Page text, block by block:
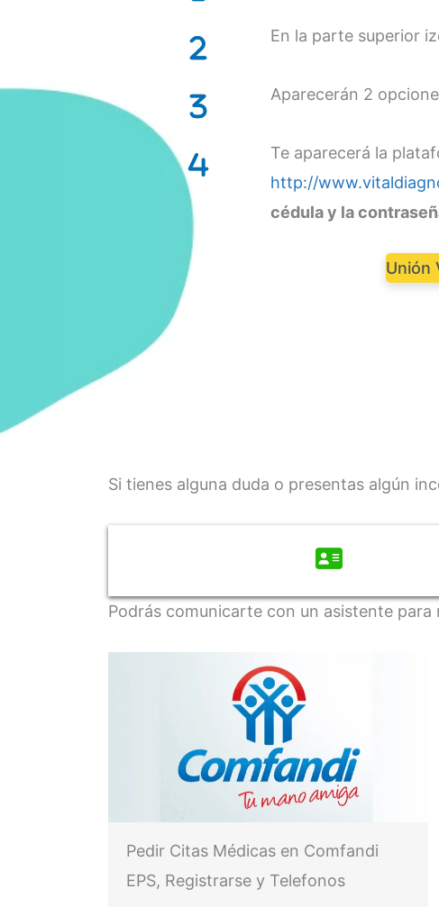
En la parte superior
Aparecerán 2
Te aparecerá la
http://
cédula y la
Unión
Si tienes alguna duda o presentas algún
Podrás comunicarte con un asistente
Pedir Citas Médicas en Comfandi
EPS, Registrarse y Telefonos